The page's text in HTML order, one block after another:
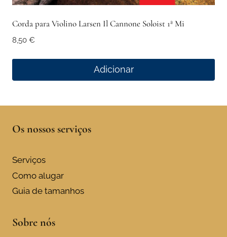
Corda para Violino Larsen Il Cannone Soloist 1ª Mi
8,50 €
Adicionar
Os nossos serviços
Serviços
Como alugar
Guia de tamanhos
Sobre nós